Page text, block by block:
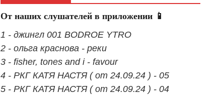
От наших слушателей в приложении 📱
1 - джингл 001 BODROE YTRO
2 - ольга краснова - реки
3 - fisher, tones and i - favour
4 - РКГ КАТЯ НАСТЯ ( от 24.09.24 ) - 05
5 - РКГ КАТЯ НАСТЯ ( от 24.09.24 ) - 04